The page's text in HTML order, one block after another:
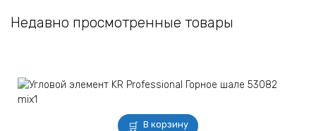
Недавно просмотренные товары
В корзину